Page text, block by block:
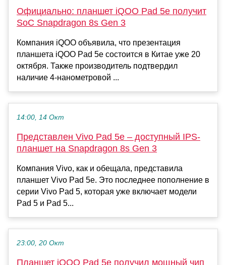
Официально: планшет iQOO Pad 5e получит
SoC Snapdragon 8s Gen 3
Компания iQOO объявила, что презентация
планшета iQOO Pad 5e состоится в Китае уже 20
октября. Также производитель подтвердил
наличие 4-нанометровой ...
14:00, 14 Окт
Представлен Vivo Pad 5e – доступный IPS-
планшет на Snapdragon 8s Gen 3
Компания Vivo, как и обещала, представила
планшет Vivo Pad 5e. Это последнее пополнение в
серии Vivo Pad 5, которая уже включает модели
Pad 5 и Pad 5...
23:00, 20 Окт
Планшет iQOO Pad 5e получил мощный чип